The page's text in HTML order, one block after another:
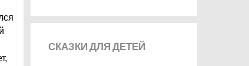
СКАЗКИДЛЯ ДЕТЕЙ